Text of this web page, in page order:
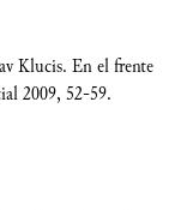
Klucis. En el frente
2009, 52-59.